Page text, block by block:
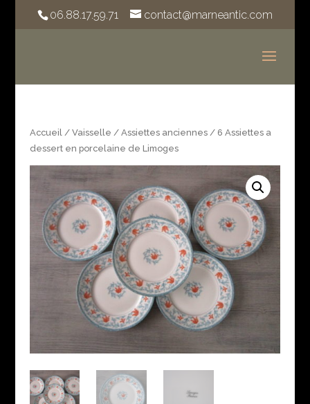
06.88.17.59.71 contact@marneantic.com
Accueil/ Vaisselle / Assiettes anciennes/ 6 Assiettes a
dessert en porcelaine de Limoges